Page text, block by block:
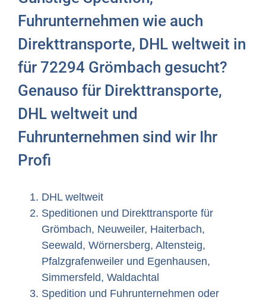
Fuhrunternehmen wie auch
Direkttransporte, DHL weltweit in
für 72294 Grömbach gesucht?
Genauso für Direkttransporte,
DHL weltweit und
Fuhrunternehmen sind wir Ihr
Profi
DHL weltweit
Speditionen und Direkttransporte für
Grömbach, Neuweiler, Haiterbach,
Seewald, Wörnersberg, Altensteig,
Pfalzgrafenweiler und Egenhausen,
Simmersfeld, Waldachtal
Spedition und Fuhrunternehmen oder